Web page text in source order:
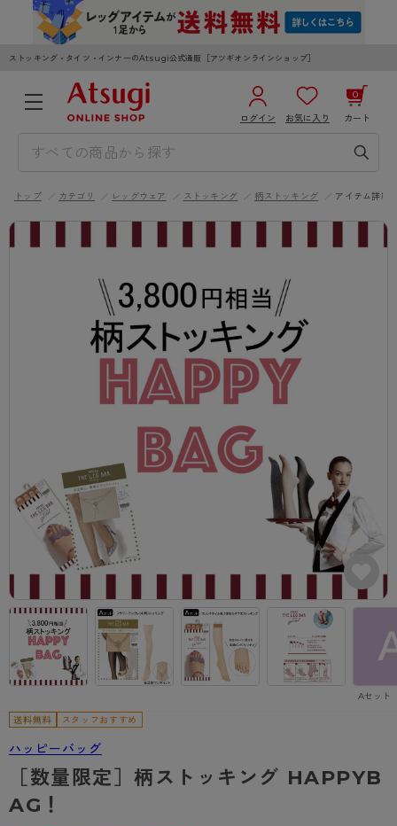
ストッキング・タイツ・インナーのAtsugi公式通販［アツギオンラインショップ］
ログイン お気に入り カート
0
カートを見る
3,980円以上のご購入で送料無料
ログイン／新規会員登録
WOMEN MEN
ストッキング
- 無地ストッキング
- 柄ストッキング
- ショート丈ストッキング
- 着圧ストッキング
- パンティ部レスストッキング
タイツ
- 無地タイツ
- 柄タイツ
- ひざ下丈タイツ
- 着圧タイツ
インナーウェア
ブラジャー
- ノンワイヤーブラ
- ワイヤーブラ
- ブラトップ
ショーツ
- レギュラーショーツ
- サニタリーショーツ
- ガードル・補正ショーツ
肌着・インナー
- 長袖（七分袖以上）
ライフスタイルウェア
ボトムス
トップス
ルームウェア・パジャマ
アクティブ・スポーツ
- スポーツブラ
- スポーツトップス
- スポーツボトムス
雑貨・小物
ソックス・靴下
クルー・レギュラー丈ソックス
スニーカー丈・くるぶし丈ソックス
ハイソックス
インナーウエア
メンズパンツ
ボクサー
トランクス
Tバック・ビキニ
肌着・インナー
ライフスタイルウェア
ボトムス
トップス
ルームウェア・パジャマ
タイツ
ソックス・靴下
クルー・レギュラー丈ソックス
スニーカー丈・くるぶし丈ソックス
ハイソックス
スクールソックス
インナーウエア
ブラジャー
ノンワイヤーブラ
ワイヤーブラ
スポーツブラ
ショーツ
レギュラーショーツ
サニタリーショーツ
ボクサー
ブランドから探す
AZGI
アスティーグ
クリアビューティアクティブ
スゴスト
フェイクタイツ
hotto comfort
Atsugi COLORS
BT
スクールタイム
みんなの、みんなの。
商品選びのお手伝い
お悩み別ガードル
ブラジャー特集
私に似合う、ストッキング選び
タイツの選び方
ご利用ガイド
はじめての方へ
よくある質問（FAQ）
サイズ表
お支払い方法について
配送方法について
返品・交換について
トップ カテゴリ レッグウェア ストッキング 柄ストッキング アイテム詳細
Aセット
スタッフおすすめ
ハッピーバッグ
［数量限定］柄ストッキング HAPPYB
AG！